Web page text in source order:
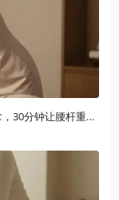
腰疼别硬扛！掌揉肾俞穴+摩耶SPA按摩上门推拿，30分钟让腰杆重获新生